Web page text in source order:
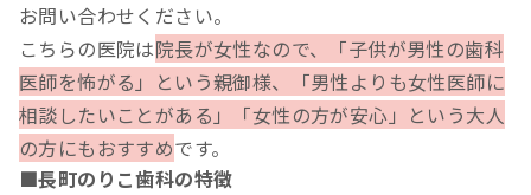
お問い合わせください。
こちらの医院は院長が女性なので、「子供が男性の歯科
医師を怖がる」という親御様、「男性よりも女性医師に
相談したいことがある」「女性の方が安心」という大人
の方にもおすすめです。
■長町のりこ歯科の特徴